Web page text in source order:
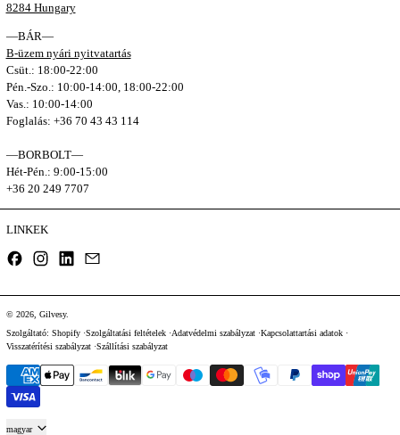
8284 Hungary
—BÁR—
B-üzem nyári nyitvatartás
Csüt.: 18:00-22:00
Pén.-Szo.: 10:00-14:00, 18:00-22:00
Vas.: 10:00-14:00
Foglalás: +36 70 43 43 114
—BORBOLT—
Hét-Pén.: 9:00-15:00
+36 20 249 7707
LINKEK
FacebookInstagramLinkedIn
© 2026, Gilvesy.
Szolgáltató: Shopify Szolgáltatási feltételek Adatvédelmi szabályzat Kapcsolattartási adatok
Visszatérítési szabályzat Szállítási szabályzat
Fizetési módok
Nyelv
magyar